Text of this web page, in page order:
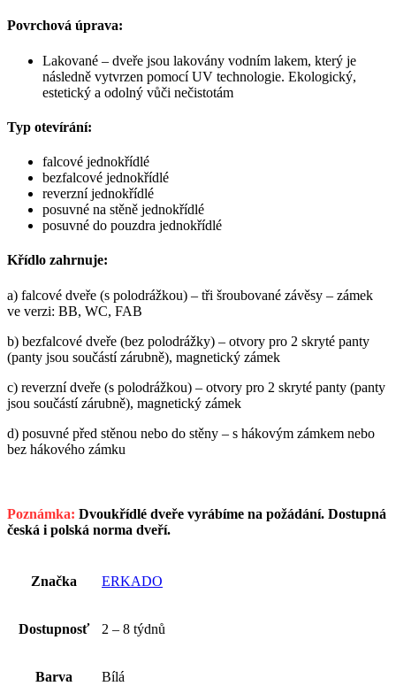
Povrchová úprava:
Lakované – dveře jsou lakovány vodním lakem, který je
následně vytvrzen pomocí UV technologie. Ekologický,
estetický a odolný vůči nečistotám
Typ otevírání:
falcové jednokřídlé
bezfalcové jednokřídlé
reverzní jednokřídlé
posuvné na stěně jednokřídlé
posuvné do pouzdra jednokřídlé
Křídlo zahrnuje:
a) falcové dveře (s polodrážkou) – tři šroubované závěsy – zámek
ve verzi: BB, WC, FAB
b) bezfalcové dveře (bez polodrážky) – otvory pro 2 skryté panty
(panty jsou součástí zárubně), magnetický zámek
c) reverzní dveře (s polodrážkou) – otvory pro 2 skryté panty (panty
jsou součástí zárubně), magnetický zámek
d) posuvné před stěnou nebo do stěny – s hákovým zámkem nebo
bez hákového zámku
Poznámka: Dvoukřídlé dveře vyrábíme na požádání. Dostupná
česká i polská norma dveří.
Značka ERKADO
Dostupnosť 2 – 8 týdnů
Barva Bílá